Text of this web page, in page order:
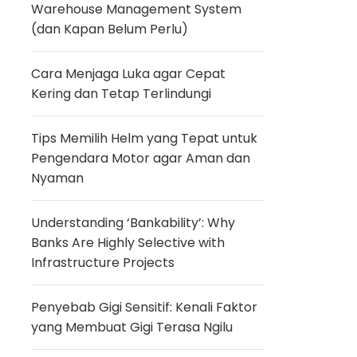
Warehouse Management System
(dan Kapan Belum Perlu)
Cara Menjaga Luka agar Cepat
Kering dan Tetap Terlindungi
Tips Memilih Helm yang Tepat untuk
Pengendara Motor agar Aman dan
Nyaman
Understanding ‘Bankability’: Why
Banks Are Highly Selective with
Infrastructure Projects
Penyebab Gigi Sensitif: Kenali Faktor
yang Membuat Gigi Terasa Ngilu